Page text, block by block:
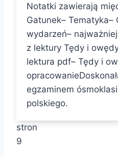
Notatki zawierają
Gatunek– Tematyka–
wydarzeń–
z lektury Tędy i
lektura pdf– Tędy i
egzaminem
polskiego.
stron
9